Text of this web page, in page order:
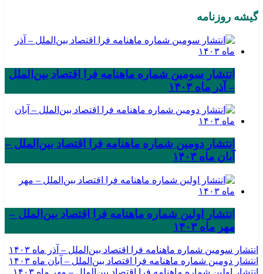
گیشه روزنامه
انتشار سومین شماره ماهنامه فرا اقتصاد بین‌الملل
– آذر ماه ۱۴۰۳
انتشار دومین شماره ماهنامه فرا اقتصاد بین‌الملل –
آبان ماه ۱۴۰۳
انتشار اولین شماره ماهنامه فرا اقتصاد بین‌الملل –
مهر ماه ۱۴۰۳
انتشار سومین شماره ماهنامه فرا اقتصاد بین‌الملل – آذر ماه ۱۴۰۳
انتشار دومین شماره ماهنامه فرا اقتصاد بین‌الملل – آبان ماه ۱۴۰۳